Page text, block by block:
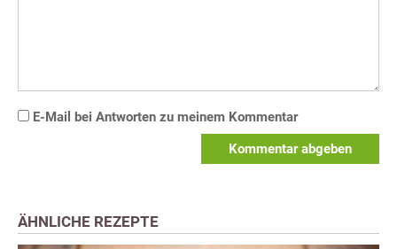
E-Mail bei Antworten zu meinem Kommentar
Kommentar abgeben
ÄHNLICHE REZEPTE